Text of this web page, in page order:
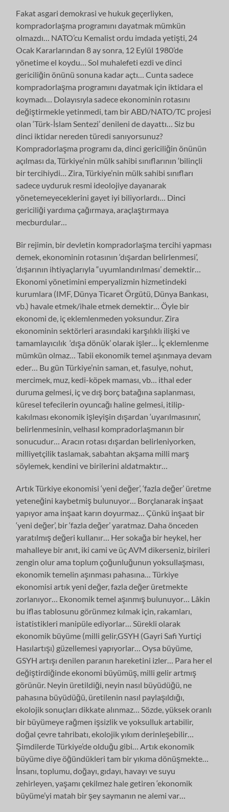
Fakat asgari demokrasi ve hukuk geçerliyken,
kompradorlaşma programını dayatmak mümkün
olmazdı… NATO’cu Kemalist ordu imdada yetişti, 24
Ocak Kararlarından 8 ay sonra, 12 Eylül 1980’de
yönetime el koydu… Sol muhalefeti ezdi ve dinci
gericiliğin önünü sonuna kadar açtı… Cunta sadece
kompradorlaşma programını dayatmak için iktidara el
koymadı… Dolayısıyla sadece ekonominin rotasını
değiştirmekle yetinmedi, tam bir ABD/NATO/TC projesi
olan ‘Türk-İslam Sentezi’ denileni de dayattı… Siz bu
dinci iktidar nereden türedi sanıyorsunuz?
Kompradorlaşma programı da, dinci gericiliğin önünün
açılması da, Türkiye’nin mülk sahibi sınıflarının ‘bilinçli
bir tercihiydi… Zira, Türkiye’nin mülk sahibi sınıfları
sadece uyduruk resmi ideolojiye dayanarak
yönetemeyeceklerini gayet iyi biliyorlardı… Dinci
gericiliği yardıma çağırmaya, araçlaştırmaya
mecburdular…
Bir rejimin, bir devletin kompradorlaşma tercihi yapması
demek, ekonominin rotasının ‘dışardan belirlenmesi’,
‘dışarının ihtiyaçlarıyla “uyumlandırılması’ demektir…
Ekonomi yönetimini emperyalizmin hizmetindeki
kurumlara (IMF, Dünya Ticaret Örgütü, Dünya Bankası,
vb.) havale etmek/ihale etmek demektir… Öyle bir
ekonomi de, iç eklemlenmeden yoksundur. Zira
ekonominin sektörleri arasındaki karşılıklı ilişki ve
tamamlayıcılık ‘dışa dönük’ olarak işler… İç eklemlenme
mümkün olmaz… Tabii ekonomik temel aşınmaya devam
eder… Bu gün Türkiye’nin saman, et, fasulye, nohut,
mercimek, muz, kedi-köpek maması, vb… ithal eder
duruma gelmesi, iç ve dış borç batağına saplanması,
küresel tefecilerin oyuncağı haline gelmesi, itilip-
kakılması ekonomik işleyişin dışardan ‘uyarılmasının’,
belirlenmesinin, velhasıl kompradorlaşmanın bir
sonucudur… Aracın rotası dışardan belirleniyorken,
milliyetçilik taslamak, sabahtan akşama milli marş
söylemek, kendini ve birilerini aldatmaktır…
Artık Türkiye ekonomisi ‘yeni değer’, ‘fazla değer’ üretme
yeteneğini kaybetmiş bulunuyor… Borçlanarak inşaat
yapıyor ama inşaat karın doyurmaz… Çünkü inşaat bir
‘yeni değer’, bir ‘fazla değer’ yaratmaz. Daha önceden
yaratılmış değeri kullanır… Her sokağa bir heykel, her
mahalleye bir anıt, iki cami ve üç AVM dikerseniz, birileri
zengin olur ama toplum çoğunluğunun yoksullaşması,
ekonomik temelin aşınması pahasına… Türkiye
ekonomisi artık yeni değer, fazla değer üretmekte
zorlanıyor… Ekonomik temel aşınmış bulunuyor… Lâkin
bu iflas tablosunu görünmez kılmak için, rakamları,
istatistikleri manipüle ediyorlar… Sürekli olarak
ekonomik büyüme (milli gelir,GSYH (Gayri Safi Yurtiçi
Hasılartışı) güzellemesi yapıyorlar… Oysa büyüme,
GSYH artışı denilen paranın hareketini izler… Para her el
değiştirdiğinde ekonomi büyümüş, milli gelir artmış
görünür. Neyin üretildiği, neyin nasıl büyüdüğü, ne
pahasına büyüdüğü, üretilenin nasıl paylaşıldığı,
ekolojik sonuçları dikkate alınmaz… Sözde, yüksek oranlı
bir büyümeye rağmen işsizlik ve yoksulluk artabilir,
doğal çevre tahribatı, ekolojik yıkım derinleşebilir…
Şimdilerde Türkiye’de olduğu gibi… Artık ekonomik
büyüme diye öğündükleri tam bir yıkıma dönüşmekte…
İnsanı, toplumu, doğayı, gıdayı, havayı ve suyu
zehirleyen, yaşamı çekilmez hale getiren ‘ekonomik
büyüme’yi matah bir şey saymanın ne alemi var…